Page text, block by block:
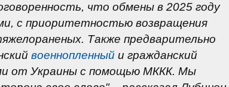
что обмены в 2025 году
с приоритетностью возвращения
Также предварительно
военнопленный и гражданский
от Украины с помощью МККК. Мы